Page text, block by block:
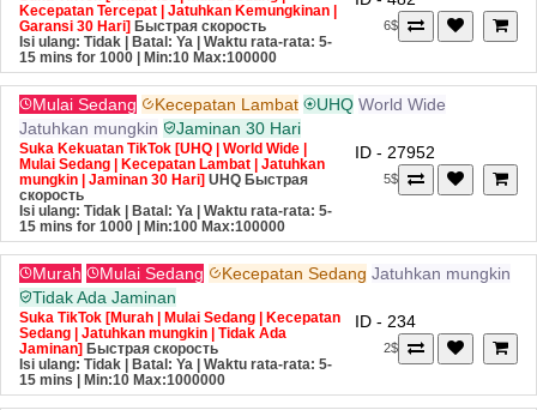
Kecepatan Tercepat | Jatuhkan Kemungkinan |
Garansi 30 Hari] Быстрая скорость
Isi ulang: Tidak | Batal: Ya | Waktu rata-rata: 5-
15 mins for 1000
| Min:10 Max:100000
6$
Mulai Sedang Kecepatan Lambat UHQ World Wide
Jatuhkan mungkin
Jaminan 30 Hari
Suka Kekuatan TikTok [UHQ | World Wide |
Mulai Sedang | Kecepatan Lambat | Jatuhkan
mungkin | Jaminan 30 Hari] UHQ Быстрая
скорость
Isi ulang: Tidak | Batal: Ya | Waktu rata-rata: 5-
15 mins for 1000
| Min:100 Max:100000
ID - 27952
5$
Murah Mulai Sedang Kecepatan Sedang Jatuhkan mungkin
Tidak Ada Jaminan
Suka TikTok [Murah | Mulai Sedang | Kecepatan
Sedang | Jatuhkan mungkin | Tidak Ada
Jaminan] Быстрая скорость
Isi ulang: Tidak | Batal: Ya | Waktu rata-rata: 5-
15 mins
| Min:10 Max:1000000
ID - 234
2$